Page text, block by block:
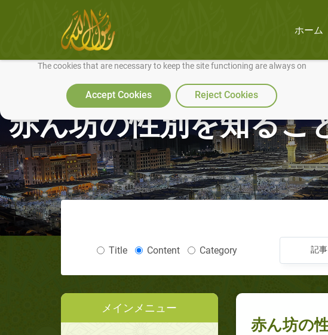
We use cookies to make our site work well for you and so we can continually improve it.
The cookies that are necessary to keep the site functioning are always on
Accept Cookies Reject Cookies
ホーム
赤ん坊の性別を知るこ
Title Content Category 記事
メインメニュー
赤ん坊の